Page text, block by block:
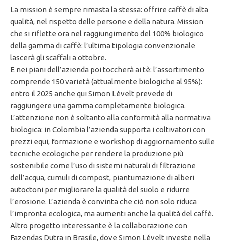
La mission è sempre rimasta la stessa: offrire caffè di alta
qualità, nel rispetto delle persone e della natura. Mission
che si riflette ora nel raggiungimento del 100% biologico
della gamma di caffè: l’ultima tipologia convenzionale
lascerà gli scaffali a ottobre.
E nei piani dell’azienda poi toccherà ai tè: l’assortimento
comprende 150 varietà (attualmente biologiche al 95%):
entro il 2025 anche qui Simon Lévelt prevede di
raggiungere una gamma completamente biologica.
L’attenzione non è soltanto alla conformità alla normativa
biologica: in Colombia l’azienda supporta i coltivatori con
prezzi equi, formazione e workshop di aggiornamento sulle
tecniche ecologiche per rendere la produzione più
sostenibile come l’uso di sistemi naturali di filtrazione
dell’acqua, cumuli di compost, piantumazione di alberi
autoctoni per migliorare la qualità del suolo e ridurre
l’erosione. L’azienda è convinta che ciò non solo riduca
l’impronta ecologica, ma aumenti anche la qualità del caffè.
Altro progetto interessante è la collaborazione con
Fazendas Dutra in Brasile, dove Simon Lévelt investe nella